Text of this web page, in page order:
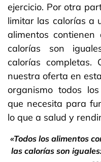
ejercicio. Por otra
limitar las calorías a
alimentos
calorías son
calorías completas.
nuestra oferta en
organismo todos
que necesita para
lo que a salud y
«Todos los alimentos
las calorías son